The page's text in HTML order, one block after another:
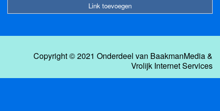
Link toevoegen
Copyright © 2021 Onderdeel van BaakmanMedia&
Vrolijk Internet Services